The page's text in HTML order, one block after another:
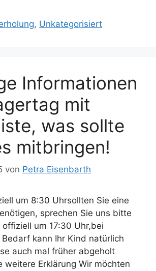
, Unkategorisiert
Informationen
mit
was sollte
mitbringen!
von Petra Eisenbarth
um 8:30 Uhrsollten Sie eine
sprechen Sie uns bitte
um 17:30 Uhr,bei
kann Ihr Kind natürlich
auch mal früher abgeholt
weitere Erklärung Wir möchten